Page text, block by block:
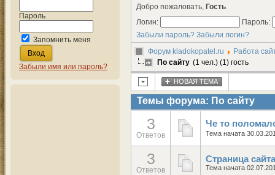
Пароль
Запомнить меня
Забыли имя или пароль?
Добро пожаловать, Гость
Логин:
Пароль:
Забыли пароль? Забыли логин?
Форум kladokopatel.ru
Работа
По сайту (1 чел.) (1) гость
НОВАЯ ТЕМА
Темы форума: По сайту
3
Ответов
Че то
Тема начата
3
Ответов
Страница
Тема начата